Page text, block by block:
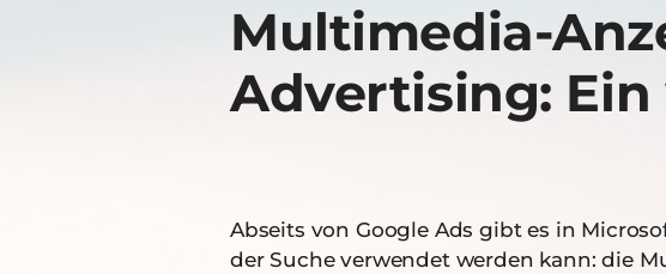
Multimedia-
Advertising:
Abseits von Google Ads gibt es in
der Suche verwendet werden kann: die